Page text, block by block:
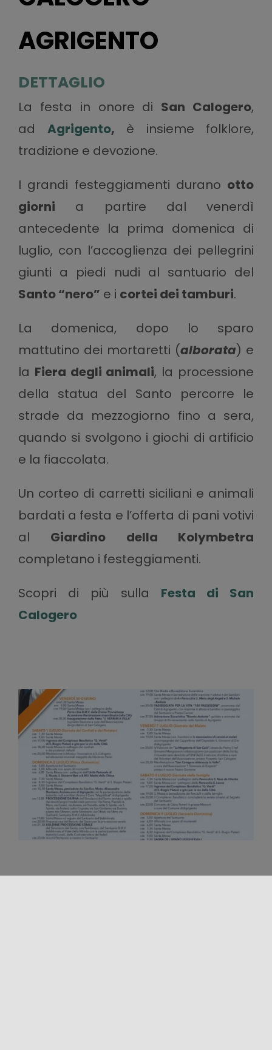
AGRIGENTO
DETTAGLIO
La festa in onore di San Calogero,
ad Agrigento, è insieme folklore,
tradizione e devozione.
I grandi festeggiamenti durano otto
giorni a partire dal venerdì
antecedente la prima domenica di
luglio, con l’accoglienza dei pellegrini
giunti a piedi nudi al santuario del
Santo “nero” e i cortei dei tamburi.
La domenica, dopo lo sparo
mattutino dei mortaretti (alborata) e
la Fiera degli animali, la processione
della statua del Santo percorre le
strade da mezzogiorno fino a sera,
quando si svolgono i giochi di artificio
e la fiaccolata.
Un corteo di carretti siciliani e animali
bardati a festa e l’offerta di pani votivi
al Giardino della Kolymbetra
completano i festeggiamenti.
Scopri di più sulla Festa di San
Calogero